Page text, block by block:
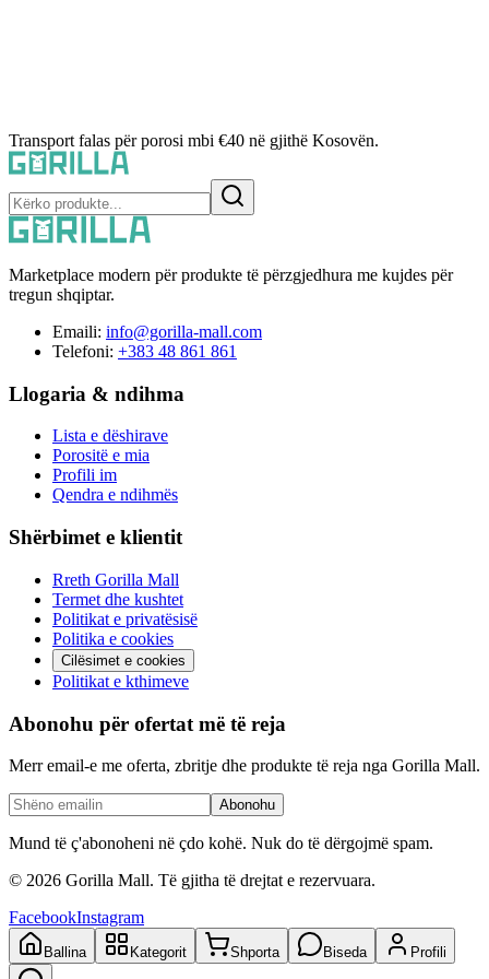
Transport falas për porosi mbi €40 në gjithë Kosovën.
Marketplace modern për produkte të përzgjedhura me kujdes për
tregun shqiptar.
Emaili: info@gorilla-mall.com
Telefoni: +383 48 861 861
Llogaria & ndihma
Lista e dëshirave
Porositë e mia
Profili im
Qendra e ndihmës
Shërbimet e klientit
Rreth Gorilla Mall
Termet dhe kushtet
Politikat e privatësisë
Politika e cookies
Cilësimet e cookies
Politikat e kthimeve
Abonohu për ofertat më të reja
Merr email-e me oferta, zbritje dhe produkte të reja nga Gorilla Mall.
Abonohu
Mund të ç'abonoheni në çdo kohë. Nuk do të dërgojmë spam.
© 2026 Gorilla Mall. Të gjitha të drejtat e rezervuara.
FacebookInstagram
Ballina Kategorit Shporta Biseda Profili